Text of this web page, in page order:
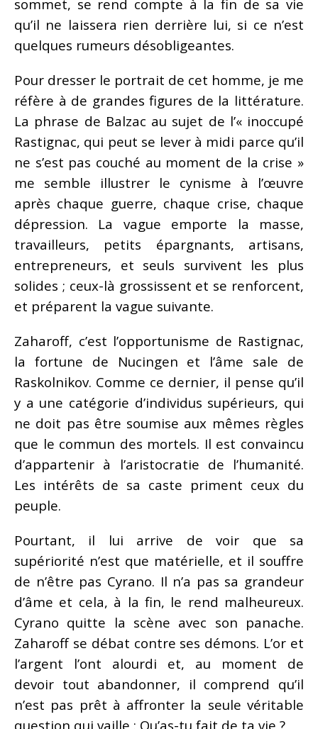
sommet, se rend compte à la fin de sa vie
qu’il ne laissera rien derrière lui, si ce n’est
quelques rumeurs désobligeantes.
Pour dresser le portrait de cet homme, je me
réfère à de grandes figures de la littérature.
La phrase de Balzac au sujet de l’« inoccupé
Rastignac, qui peut se lever à midi parce qu’il
ne s’est pas couché au moment de la crise »
me semble illustrer le cynisme à l’œuvre
après chaque guerre, chaque crise, chaque
dépression. La vague emporte la masse,
travailleurs, petits épargnants, artisans,
entrepreneurs, et seuls survivent les plus
solides ; ceux-là grossissent et se renforcent,
et préparent la vague suivante.
Zaharoff, c’est l’opportunisme de Rastignac,
la fortune de Nucingen et l’âme sale de
Raskolnikov. Comme ce dernier, il pense qu’il
y a une catégorie d’individus supérieurs, qui
ne doit pas être soumise aux mêmes règles
que le commun des mortels. Il est convaincu
d’appartenir à l’aristocratie de l’humanité.
Les intérêts de sa caste priment ceux du
peuple.
Pourtant, il lui arrive de voir que sa
supériorité n’est que matérielle, et il souffre
de n’être pas Cyrano. Il n’a pas sa grandeur
d’âme et cela, à la fin, le rend malheureux.
Cyrano quitte la scène avec son panache.
Zaharoff se débat contre ses démons. L’or et
l’argent l’ont alourdi et, au moment de
devoir tout abandonner, il comprend qu’il
n’est pas prêt à affronter la seule véritable
question qui vaille : Qu’as-tu fait de ta vie ?